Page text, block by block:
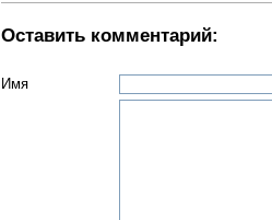
Оставить комментарий:
Имя